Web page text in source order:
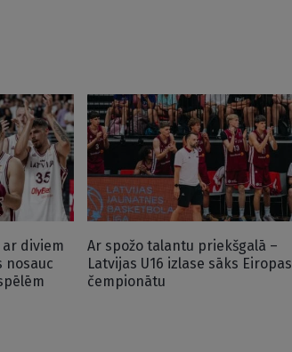
diviem
nosauc
Ar spožo talantu priekšgalā –
Latvijas U16 izlase sāks Eiropas
čempionātu